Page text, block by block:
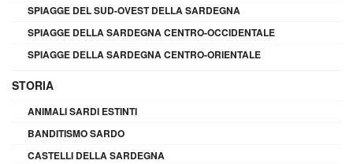
SPIAGGE DEL SUD-OVEST DELLA SARDEGNA
SPIAGGE DELLA SARDEGNA CENTRO-OCCIDENTALE
SPIAGGE DELLA SARDEGNA CENTRO-ORIENTALE
STORIA
ANIMALI SARDI ESTINTI
BANDITISMO SARDO
CASTELLI DELLA SARDEGNA